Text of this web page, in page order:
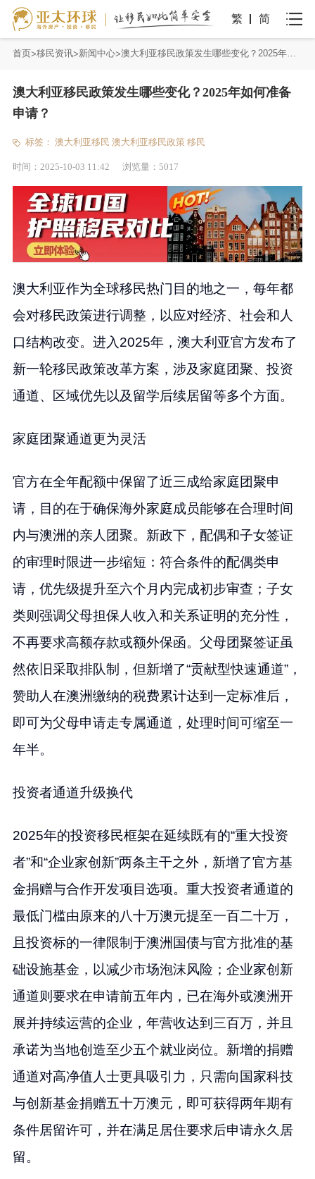
繁 简
首页 移民资讯 新闻中心 澳大利亚移民政策发生哪些变化？2025年如何准备申请？
澳大利亚移民政策发生哪些变化？2025年如何准备
申请？
标签： 澳大利亚移民 澳大利亚移民政策 移民
时间： 2025-10-03 11:42 浏览量： 5017
澳大利亚作为全球移民热门目的地之一，每年都
会对移民政策进行调整，以应对经济、社会和人
口结构改变。进入2025年，澳大利亚官方发布了
新一轮移民政策改革方案，涉及家庭团聚、投资
通道、区域优先以及留学后续居留等多个方面。
家庭团聚通道更为灵活
官方在全年配额中保留了近三成给家庭团聚申
请，目的在于确保海外家庭成员能够在合理时间
内与澳洲的亲人团聚。新政下，配偶和子女签证
的审理时限进一步缩短：符合条件的配偶类申
请，优先级提升至六个月内完成初步审查；子女
类则强调父母担保人收入和关系证明的充分性，
不再要求高额存款或额外保函。父母团聚签证虽
然依旧采取排队制，但新增了“贡献型快速通道”，
赞助人在澳洲缴纳的税费累计达到一定标准后，
即可为父母申请走专属通道，处理时间可缩至一
年半。
投资者通道升级换代
2025年的投资移民框架在延续既有的“重大投资
者”和“企业家创新”两条主干之外，新增了官方基
金捐赠与合作开发项目选项。重大投资者通道的
最低门槛由原来的八十万澳元提至一百二十万，
且投资标的一律限制于澳洲国债与官方批准的基
础设施基金，以减少市场泡沫风险；企业家创新
通道则要求在申请前五年内，已在海外或澳洲开
展并持续运营的企业，年营收达到三百万，并且
承诺为当地创造至少五个就业岗位。新增的捐赠
通道对高净值人士更具吸引力，只需向国家科技
与创新基金捐赠五十万澳元，即可获得两年期有
条件居留许可，并在满足居住要求后申请永久居
留。